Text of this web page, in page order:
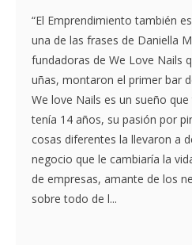
“El Emprendimiento también
una de las frases de Daniella
fundadoras de We Love Nails
uñas, montaron el primer bar
We love Nails es un sueño
tenía 14 años, su pasión por
cosas diferentes la llevaron a
negocio que le cambiaría la
de empresas, amante de los
sobre todo de l...